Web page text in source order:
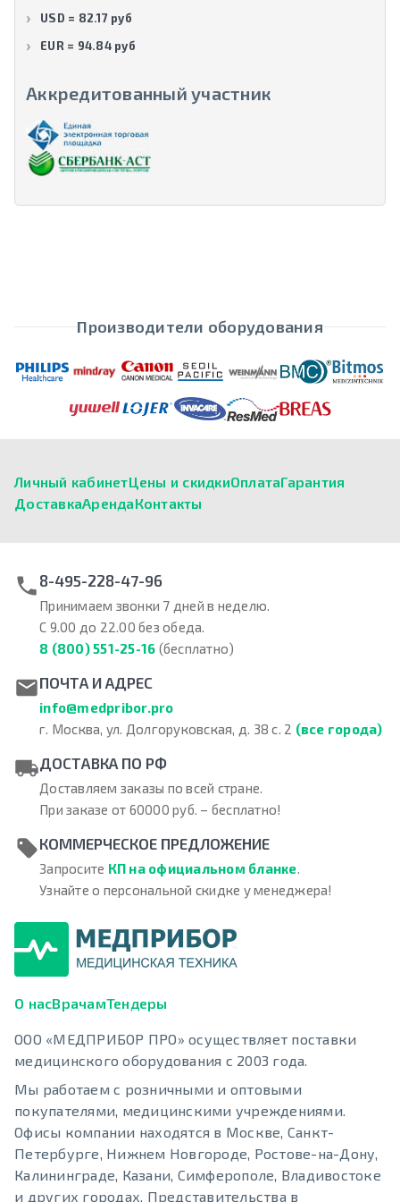
USD = 82.17 руб
EUR = 94.84 руб
Аккредитованный участник
Производители оборудования
Личный кабинетЦены и скидкиОплатаГарантия
ДоставкаАрендаКонтакты
8-495-228-47-96
Принимаем звонки 7 дней в неделю.
С 9.00 до 22.00 без обеда.
8 (800) 551-25-16 (бесплатно)
ПОЧТА И АДРЕС
info@medpribor.pro
г. Москва, ул. Долгоруковская, д. 38 с. 2 (все города)
ДОСТАВКА ПО РФ
Доставляем заказы по всей стране.
При заказе от 60000 руб. – бесплатно!
КОММЕРЧЕСКОЕ ПРЕДЛОЖЕНИЕ
Запросите КП на официальном бланке.
Узнайте о персональной скидке у менеджера!
О насВрачамТендеры
ООО «МЕДПРИБОР ПРО» осуществляет поставки
медицинского оборудования с 2003 года.
Мы работаем с розничными и оптовыми
покупателями, медицинскими учреждениями.
Офисы компании находятся в Москве, Санкт-
Петербурге, Нижнем Новгороде, Ростове-на-Дону,
Калининграде, Казани, Симферополе, Владивостоке
и других городах. Представительства в